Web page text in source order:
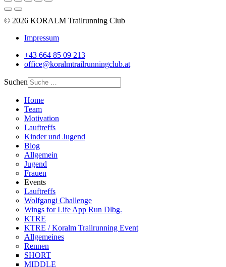
© 2026 KORALM Trailrunning Club
Impressum
+43 664 85 09 213
office@koralmtrailrunningclub.at
Suchen
Home
Team
Motivation
Lauftreffs
Kinder und Jugend
Blog
Allgemein
Jugend
Frauen
Events
Lauftreffs
Wolfgangi Challenge
Wings for Life App Run Dlbg.
KTRE
KTRE / Koralm Trailrunning Event
Allgemeines
Rennen
SHORT
MIDDLE